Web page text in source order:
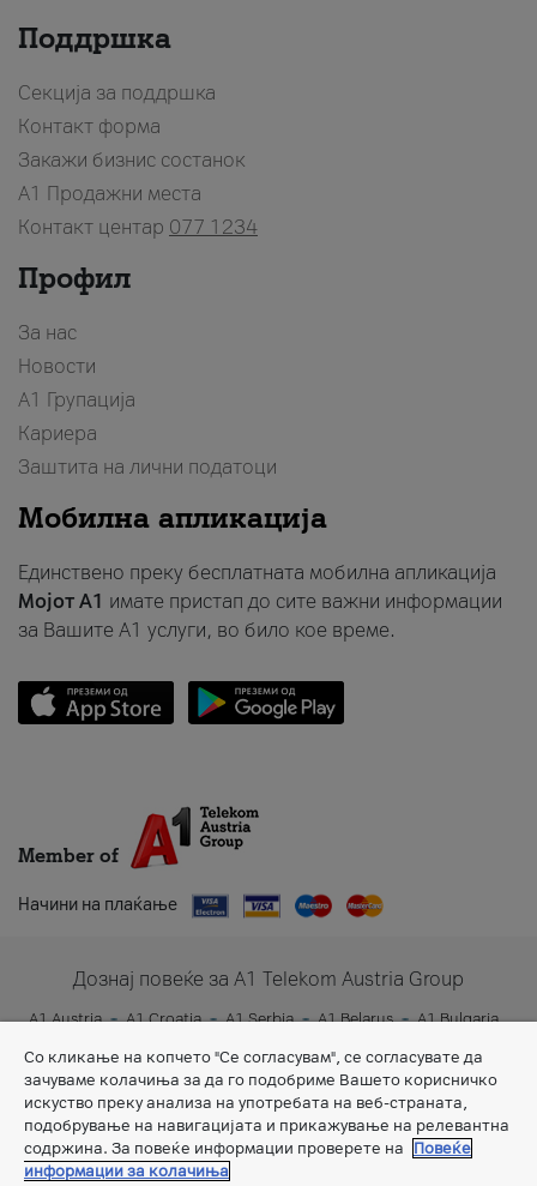
Поддршка
Секција за поддршка
Контакт форма
Закажи бизнис состанок
A1 Продажни места
Контакт центар 077 1234
Профил
За нас
Новости
А1 Групација
Кариера
Заштита на лични податоци
Мобилна апликација
Единствено преку бесплатната мобилна апликација
Мојот A1 имате пристап до сите важни информации
за Вашите A1 услуги, во било кое време.
Member of
Начини на плаќање
Дознај повеќе за A1 Telekom Austria Group
A1 Austria A1 Croatia A1 Serbia A1 Belarus
A1 Bulgaria
A1 Slovenia
A1 Digital
Со кликање на копчето "Се согласувам", се согласувате да
зачуваме колачиња за да го подобриме Вашето корисничко
искуство преку анализа на употребата на веб-страната,
подобрување на навигацијата и прикажување на релевантна
содржина. За повеќе информации проверете на
Повеќе
информации за колачиња